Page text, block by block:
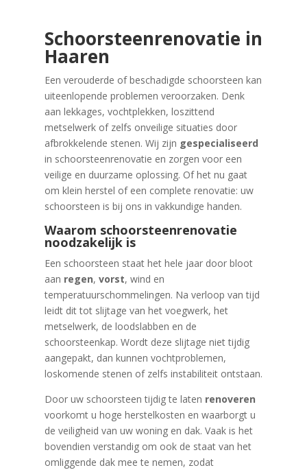
Schoorsteenrenovatie in
Haaren
Een verouderde of beschadigde schoorsteen kan
uiteenlopende problemen veroorzaken. Denk
aan lekkages, vochtplekken, loszittend
metselwerk of zelfs onveilige situaties door
afbrokkelende stenen. Wij zijn gespecialiseerd
in schoorsteenrenovatie en zorgen voor een
veilige en duurzame oplossing. Of het nu gaat
om klein herstel of een complete renovatie: uw
schoorsteen is bij ons in vakkundige handen.
Waarom schoorsteenrenovatie
noodzakelijk is
Een schoorsteen staat het hele jaar door bloot
aan regen, vorst, wind en
temperatuurschommelingen. Na verloop van tijd
leidt dit tot slijtage van het voegwerk, het
metselwerk, de loodslabben en de
schoorsteenkap. Wordt deze slijtage niet tijdig
aangepakt, dan kunnen vochtproblemen,
loskomende stenen of zelfs instabiliteit ontstaan.
Door uw schoorsteen tijdig te laten renoveren
voorkomt u hoge herstelkosten en waarborgt u
de veiligheid van uw woning en dak. Vaak is het
bovendien verstandig om ook de staat van het
omliggende dak mee te nemen, zodat